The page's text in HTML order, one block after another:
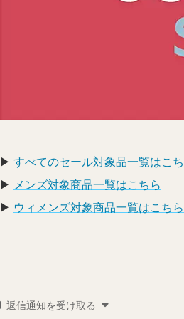
▶ すべてのセール対象品一覧はこ
▶ メンズ対象商品一覧はこちら
▶ ウィメンズ対象商品一覧はこちら
返信通知を受け取る